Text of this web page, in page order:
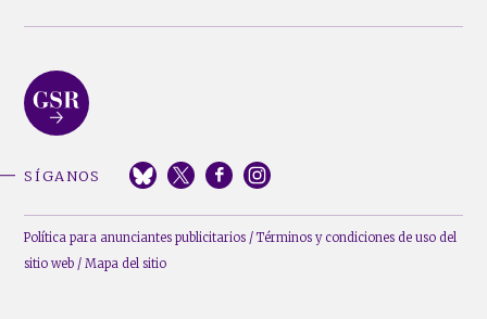
SÍGANOS
Política para anunciantes publicitarios /Términos y condiciones de uso del
sitio web /Mapa del sitio